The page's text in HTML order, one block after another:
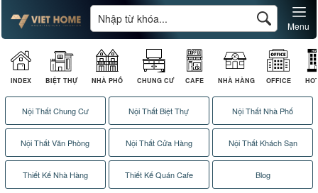
INDEX BIỆT THỰ NHÀ PHỐ CHUNG CƯ CAFE NHÀ HÀNG OFFICE
Menu
Nội Thất Chung Cư Nội Thất Biệt Thự Nội Thất Nhà Phố
Nội Thất Văn Phòng Nội Thất Cửa Hàng Nội Thất Khách Sạn
Thiết Kế Nhà Hàng Thiết Kế Quán Cafe Blog